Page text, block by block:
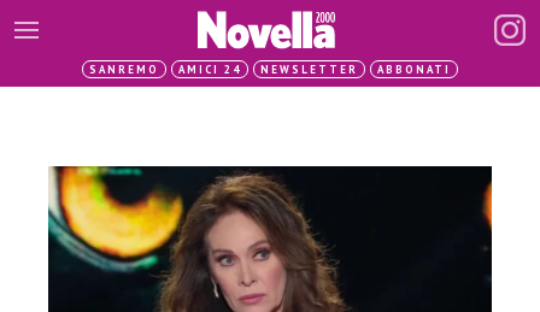
SANREMO AMICI 24 NEWSLETTER ABBONATI